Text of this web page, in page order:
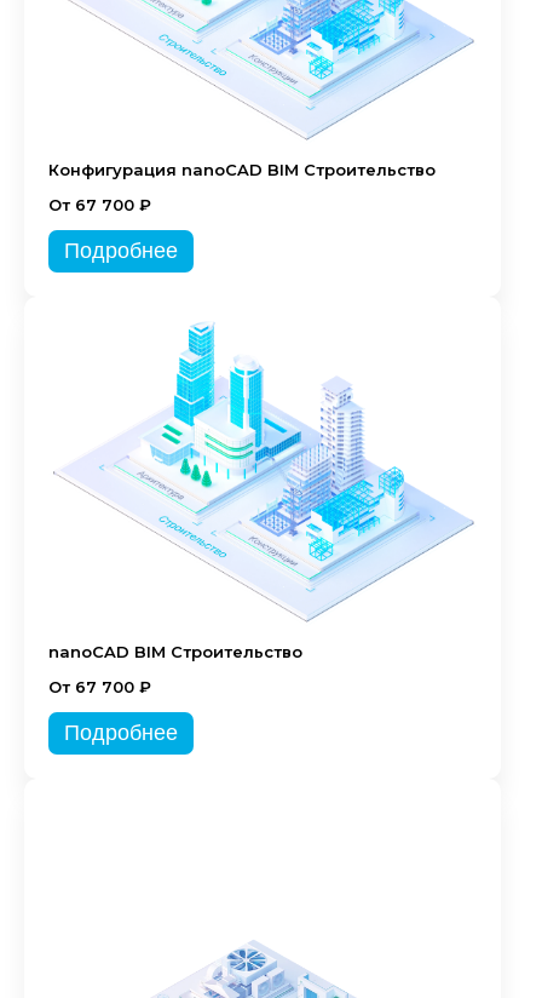
Конфигурация nanoCAD BIM Строительство
От 67 700 ₽
Подробнее
nanoCAD BIM Строительство
От 67 700 ₽
Подробнее